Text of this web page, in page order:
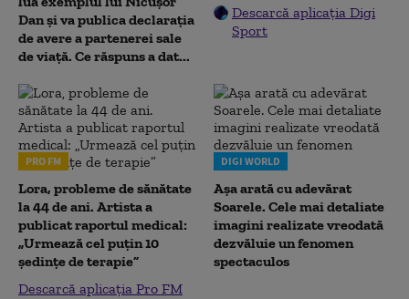
Dan și va publica declarația
de avere a partenerei sale
de viață. Ce răspuns a dat...
Descarcă aplicația Digi
Sport
PRO FM
Lora, probleme de sănătate
la 44 de ani. Artista a
publicat raportul medical:
„Urmează cel puțin 10
ședințe de terapie”
Descarcă aplicația Pro FM
DIGI WORLD
Așa arată cu adevărat
Soarele. Cele mai detaliate
imagini realizate vreodată
dezvăluie un fenomen
spectaculos